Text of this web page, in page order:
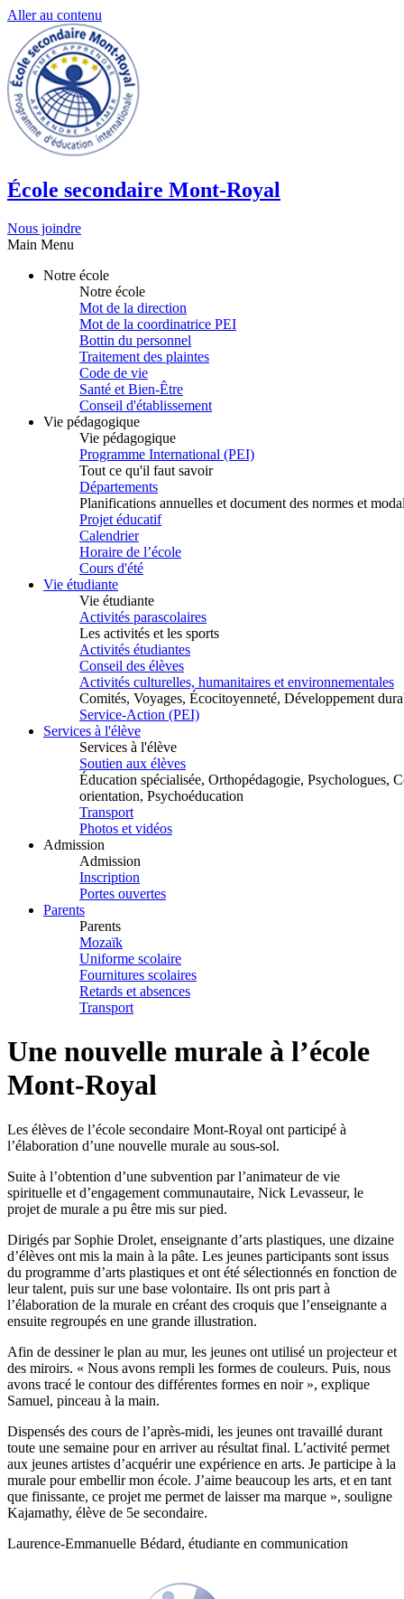
Aller au contenu
École secondaire Mont-Royal
Nous joindre
Main Menu
Notre école
Notre école
Mot de la direction
Mot de la coordinatrice PEI
Bottin du personnel
Traitement des plaintes
Code de vie
Santé et Bien-Être
Conseil d'établissement
Vie pédagogique
Vie pédagogique
Programme International (PEI)
Tout ce qu'il faut savoir
Départements
Planifications annuelles et document des normes et
Projet éducatif
Calendrier
Horaire de l’école
Cours d'été
Vie étudiante
Vie étudiante
Activités parascolaires
Les activités et les sports
Activités étudiantes
Conseil des élèves
Activités culturelles, humanitaires et environnementales
Comités, Voyages, Écocitoyenneté, Développement
Service-Action (PEI)
Services à l'élève
Services à l'élève
Soutien aux élèves
Éducation spécialisée, Orthopédagogie, Psychologues,
orientation, Psychoéducation
Transport
Photos et vidéos
Admission
Admission
Inscription
Portes ouvertes
Parents
Parents
Mozaïk
Uniforme scolaire
Fournitures scolaires
Retards et absences
Transport
Une nouvelle murale à l’école
Mont-Royal
Les élèves de l’école secondaire Mont-Royal ont participé à
l’élaboration d’une nouvelle murale au sous-sol.
Suite à l’obtention d’une subvention par l’animateur de vie
spirituelle et d’engagement communautaire, Nick Levasseur, le
projet de murale a pu être mis sur pied.
Dirigés par Sophie Drolet, enseignante d’arts plastiques, une dizaine
d’élèves ont mis la main à la pâte. Les jeunes participants sont issus
du programme d’arts plastiques et ont été sélectionnés en fonction de
leur talent, puis sur une base volontaire. Ils ont pris part à
l’élaboration de la murale en créant des croquis que l’enseignante a
ensuite regroupés en une grande illustration.
Afin de dessiner le plan au mur, les jeunes ont utilisé un projecteur et
des miroirs. « Nous avons rempli les formes de couleurs. Puis, nous
avons tracé le contour des différentes formes en noir », explique
Samuel, pinceau à la main.
Dispensés des cours de l’après-midi, les jeunes ont travaillé durant
toute une semaine pour en arriver au résultat final. L’activité permet
aux jeunes artistes d’acquérir une expérience en arts. Je participe à la
murale pour embellir mon école. J’aime beaucoup les arts, et en tant
que finissante, ce projet me permet de laisser ma marque », souligne
Kajamathy, élève de 5e secondaire.
Laurence-Emmanuelle Bédard, étudiante en communication